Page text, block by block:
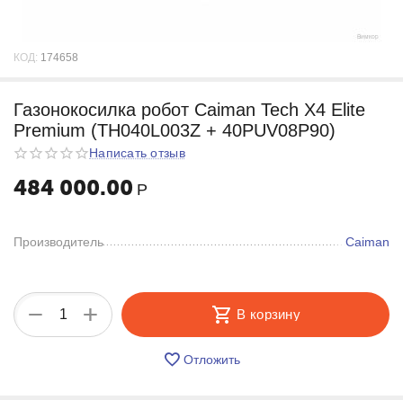
КОД: 174658
Газонокосилка робот Caiman Tech X4 Elite
Premium (TH040L003Z + 40PUV08P90)
Написать отзыв
484 000.00 Р
Производитель Caiman
+
− В корзину
Отложить